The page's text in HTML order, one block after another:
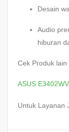
Desain
Audio
hiburan
Cek Produk lain
ASUS
Untuk Layanan